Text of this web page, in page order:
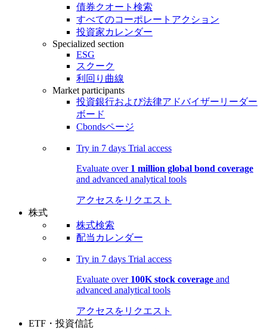
債券クオート検索
すべてのコーポレートアクション
投資家カレンダー
Specialized section
ESG
スクーク
利回り曲線
Market participants
投資銀行および法律アドバイザーリーダー
ボード
Cbondsページ
Try in 7 days Trial access
Evaluate over 1 million global bond coverage
and advanced analytical tools
アクセスをリクエスト
株式
株式検索
配当カレンダー
Try in 7 days Trial access
Evaluate over 100K stock coverage and
advanced analytical tools
アクセスをリクエスト
ETF・投資信託